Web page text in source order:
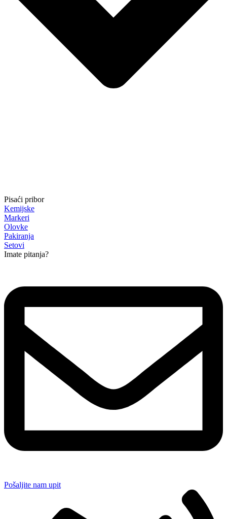
Pisaći pribor
Kemijske
Markeri
Olovke
Pakiranja
Setovi
Imate pitanja?
Pošaljite nam upit